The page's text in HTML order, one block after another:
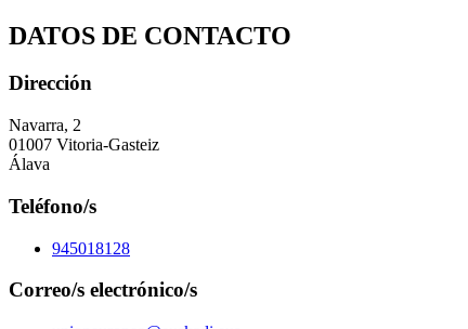
DATOS DE CONTACTO
Dirección
Navarra, 2
01007 Vitoria-Gasteiz
Álava
Teléfono/s
945018128
Correo/s electrónico/s